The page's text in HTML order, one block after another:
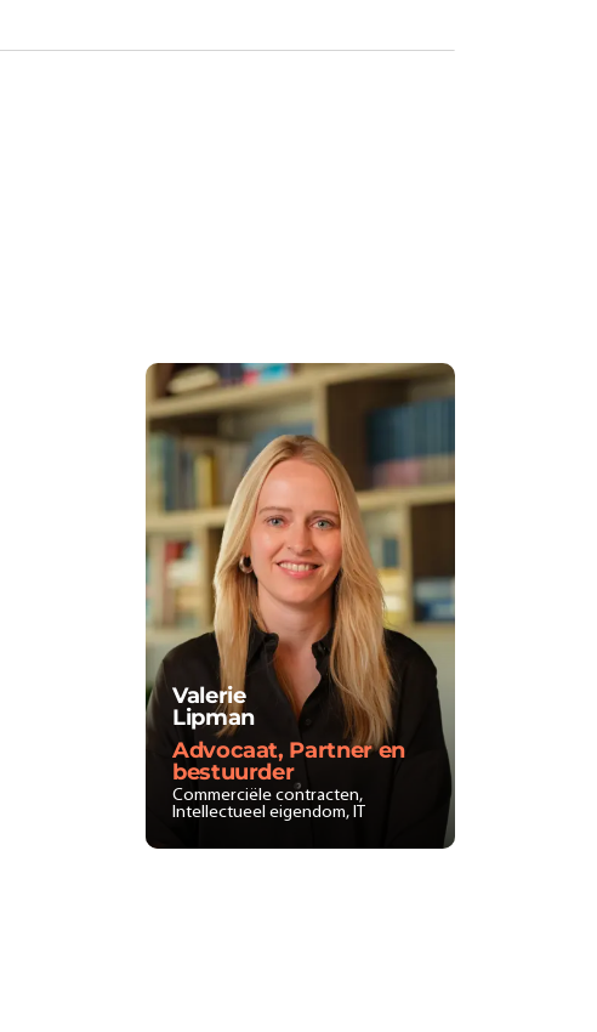
Valerie
Lipman
Advocaat, Partner en
bestuurder
Commerciële contracten,
Intellectueel eigendom, IT